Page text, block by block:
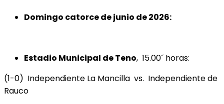
Domingo catorce de junio de 2026:
Estadio Municipal de Teno, 15.00´ horas:
(1-0) Independiente La Mancilla vs. Independiente de
Rauco